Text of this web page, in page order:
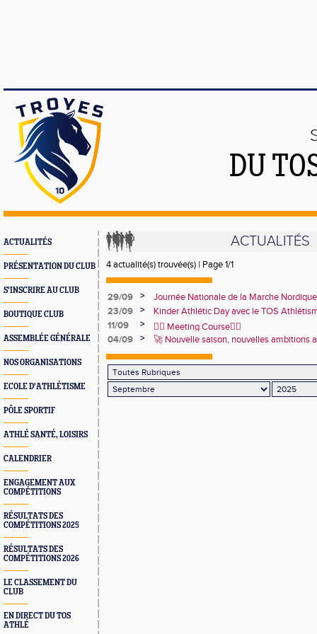
DU
ACTUALITÉS
PRÉSENTATION DU CLUB
S'INSCRIRE AU CLUB
BOUTIQUE CLUB
ASSEMBLÉE GÉNÉRALE
NOS ORGANISATIONS
ECOLE D'ATHLÉTISME
PÔLE SPORTIF
ATHLÉ SANTÉ, LOISIRS
CALENDRIER
ENGAGEMENT AUX
COMPÉTITIONS
RÉSULTATS DES
COMPÉTITIONS 2025
RÉSULTATS DES
COMPÉTITIONS 2026
LE CLASSEMENT DU
CLUB
EN DIRECT DU TOS
ATHLÉ
ACTUALITÉS
4 actualité(s) trouvée(s) | Page 1/1
29/09 >
Journée Nationale de la Marche Nordique
23/09
>
Kinder Athlétic Day avec le TOS
11/09
>
🏃‍♂️ Meeting Course🏃‍♀️
04/09
> 🚀 Nouvelle saison, nouvelles ambitions